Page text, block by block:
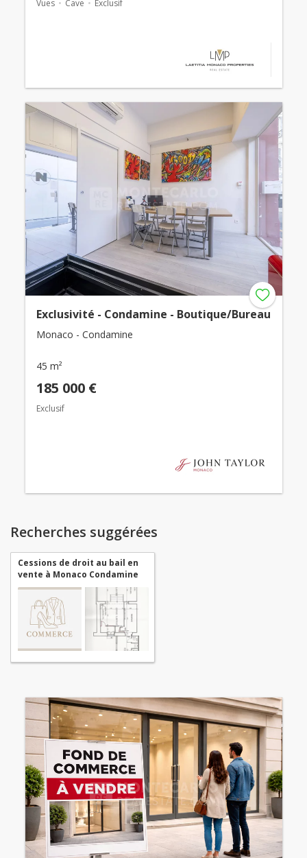
Vues Cave Exclusif
Exclusivité - Condamine - Boutique/Bureau
Monaco - Condamine
45 m²
185 000 €
Exclusif
Recherches suggérées
Cessions de droit au bail en
vente à Monaco Condamine